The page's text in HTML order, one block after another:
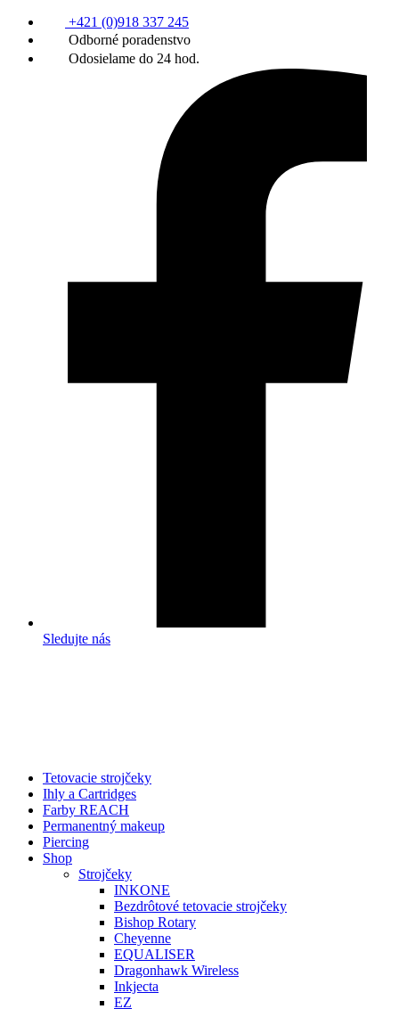
+421 (0)918 337 245
Odborné poradenstvo
Odosielame do 24 hod.
Sledujte nás
Tetovacie strojčeky
Ihly a Cartridges
Farby REACH
Permanentný makeup
Piercing
Shop
Strojčeky
INKONE
Bezdrôtové tetovacie strojčeky
Bishop Rotary
Cheyenne
EQUALISER
Dragonhawk Wireless
Inkjecta
EZ